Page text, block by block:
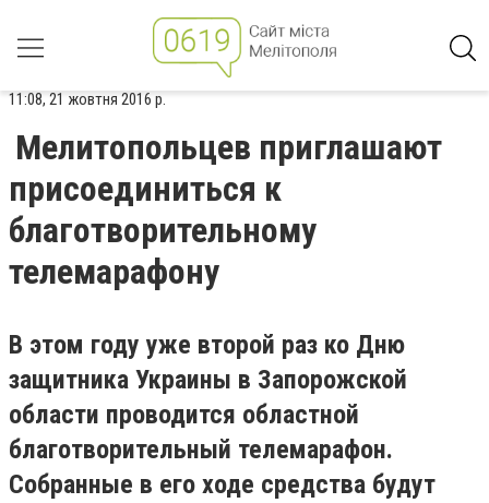
11:08, 21 жовтня 2016 р.
Мелитопольцев приглашают
присоединиться к
благотворительному
телемарафону
В этом году уже второй раз ко Дню
защитника Украины в Запорожской
области проводится областной
благотворительный телемарафон.
Собранные в его ходе средства будут